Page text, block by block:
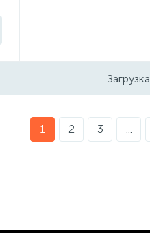
Загрузка
1 2 3 ...